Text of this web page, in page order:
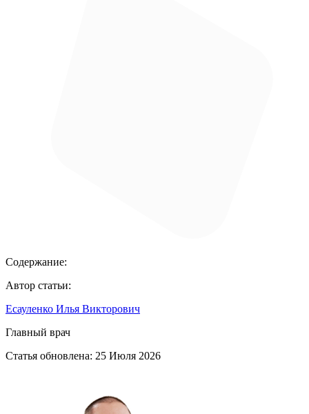
Содержание:
Автор статьи:
Есауленко Илья Викторович
Главный врач
Статья обновлена: 25 Июля 2026